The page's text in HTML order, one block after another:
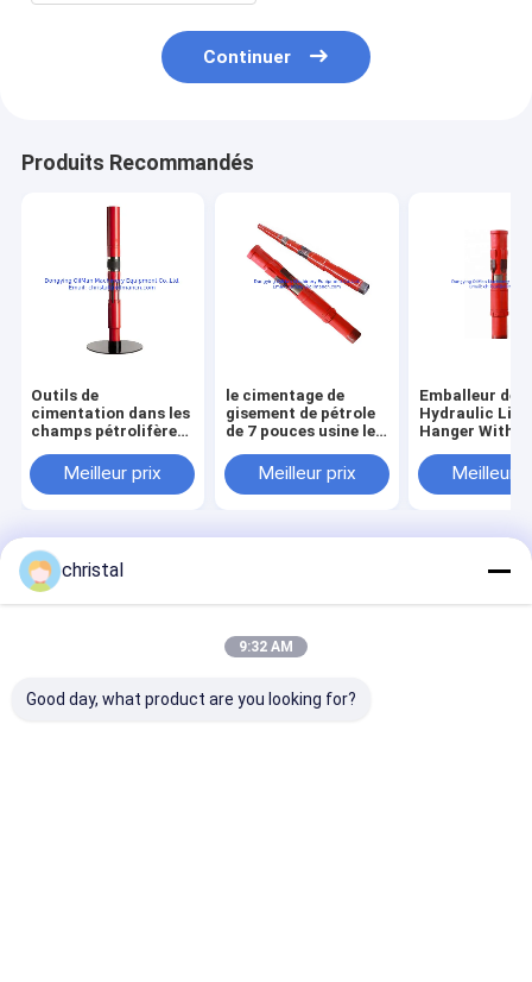
Continuer
Produits Recommandés
Outils de
cimentation dans les
champs pétrolifères,
résistant à l' H2S
Meilleur prix
le cimentage de
gisement de pétrole
de 7 pouces usine le
pour le perçage
déroutant enfermant
Meilleur prix
Emballeur de
Hydraulic
Hanger With
pour le puits
géothermique
Meilleur
Aperçu
De Chine.Copyright © 2025 Dongying Oilman Machinery Equipment
Co.,Ltd.. All Rights Reserved.
christal
9:32 AM
Good day, what product are you looking for?